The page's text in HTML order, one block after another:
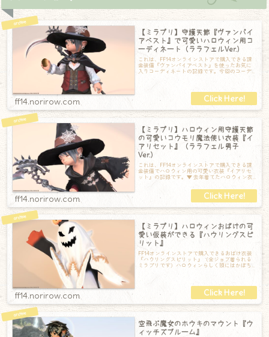
【ミラプリ】守護天節『ヴァンパイ
アベスト』で可愛いハロウィン用コ
ーディネート（ララフェルVer.）
これは、FF14オンラインストアで購入できる課
金装備『ヴァンパイアベスト』を使ったお気に
入りコーディネートの記録です。今回のコーデ
ff14.norirow.com
【ミラプリ】ハロウィン用守護天節
の可愛いコウモリ魔法使い衣装『イ
アリセット』（ララフェル男子
Ver.）
これは、FF14オンラインストアで購入できる課
金装備でハロウィン用の可愛い衣装『イアリセ
ット』の記録です。▼ 去年着てたハロウィン衣
ff14.norirow.com
【ミラプリ】ハロウィンおばけの可
愛い仮装ができる『ハウリングスピ
リット』
FF14オンラインストアで購入できるおばけ衣装
『ハウリングスピリット』（全ジョブ着られる
ミラプリです）ハロウィンらしく頭にはかぼち
ff14.norirow.com
空飛ぶ魔女のホウキのマウント『ウ
ィッチズブルーム』